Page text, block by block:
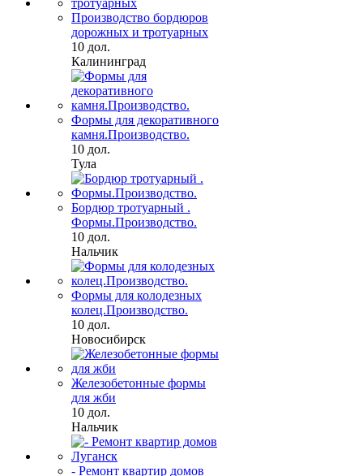
Производство бордюров
дорожных и тротуарных
10 дол.
Калининград
Формы для декоративного
камня.Производство.
10 дол.
Тула
Бордюр тротуарный .
Формы.Производство.
10 дол.
Нальчик
Формы для колодезных
колец.Производство.
10 дол.
Новосибирск
Железобетонные формы
для жби
10 дол.
Нальчик
- Ремонт квартир домов